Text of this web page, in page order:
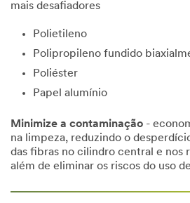
mais desafiadores
Polietileno
Polipropileno fundido
Poliéster
Papel alumínio
Minimize a contaminação -
na limpeza, reduzindo o
das fibras no cilindro central e nos
além de eliminar os riscos do uso